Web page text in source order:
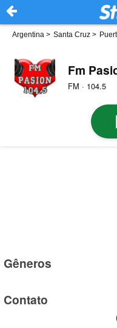
Argentina > Santa Cruz >
Fm
FM · 104.5
Gêneros
Contato